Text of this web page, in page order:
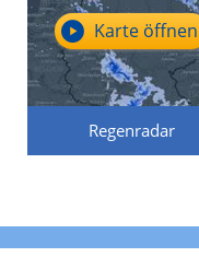
Regenradar
Karte öffnen